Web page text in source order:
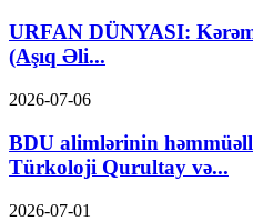
URFAN DÜNYASI:
(Aşıq Əli...
2026-07-06
BDU alimlərinin
Türkoloji Qurultay və...
2026-07-01